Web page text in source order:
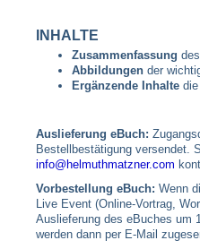
INHALTE
Zusammenfassung
Abbildungen der
Ergänzende Inhalte
Auslieferung eBuch:
Bestellbestätigung versendet.
info@helmuthmatzner.com
Vorbestellung eBuch: Wenn
Live Event (Online-Vortrag,
Auslieferung des eBuches um
werden dann per E-Mail